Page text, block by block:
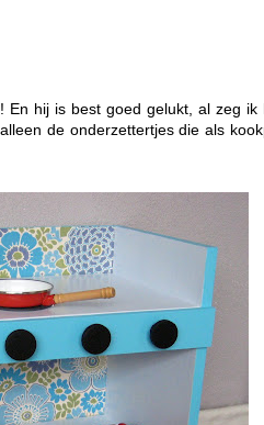
hij is best goed gelukt, al zeg ik
de onderzettertjes die als